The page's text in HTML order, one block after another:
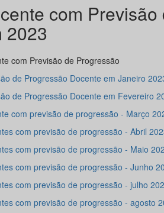
com
2023
com Previsão de Progressão
de Progressão Docente em Janeiro
de Progressão Docente em Fevereiro
com previsão de progressão - Março
com previsão de progressão - Abril
com previsão de progressão - Maio
com previsão de progressão - Junho
com previsão de progressão - julho
com previsão de progressão - agosto